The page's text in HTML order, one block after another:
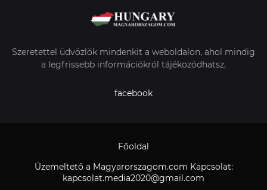
Szeretettel üdvözlök mindenkit a weboldalon, ahol mindig
a legfrissebb információkról tájékozódhatsz,
facebook
Üzemeltető a Magyarorszagom.com Kapcsolat:
kapcsolat.media2020@gmail.com
Főoldal